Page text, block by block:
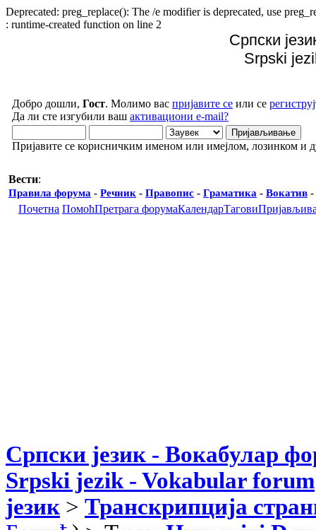
Deprecated: preg_replace(): The /e modifier is deprecated, use
: runtime-created function on line 2
Српски
Srpski
Добро дошли, Гост. Молимо вас пријавите се или се
Да ли сте изгубили ваш активациони e-mail?
Пријавите се корисничким именом или имејлом, лозинком и
Вести:
Правила форума - Речник - Правопис - Граматика - Вокатив -
Почетна ПомоћПретрага форумаКалендарТагови
Српски језик - Вокабулар
Srpski jezik - Vokabular forum
језик > Транскрипција